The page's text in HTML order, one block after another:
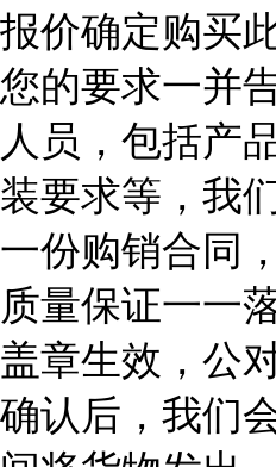
报价确定购买
您的要求一并
人员，包括产
装要求等，我
一份购销合同
质量保证一一
盖章生效，公
确认后，我们